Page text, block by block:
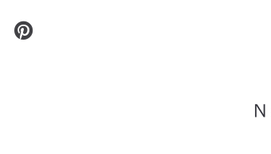
『音楽ジャーナリスト&ライタ